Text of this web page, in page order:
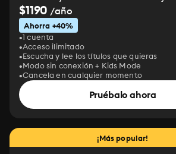
$1190 /año
Ahorra +40%
1 cuenta
Acceso ilimitado
Escucha y lee los títulos que quieras
Modo sin conexión + Kids Mode
Cancela en cualquier momento
Pruébalo ahora
¡Más popular!